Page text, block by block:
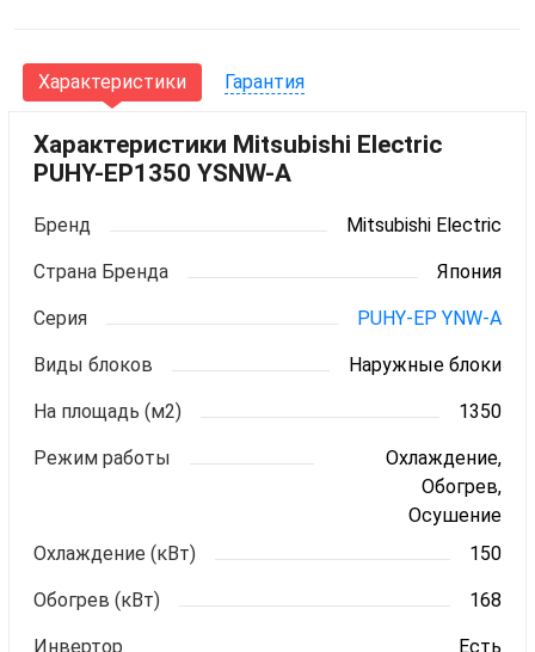
Характеристики Гарантия
Характеристики Mitsubishi Electric
PUHY-EP1350 YSNW-A
Бренд Mitsubishi Electric
Страна Бренда Япония
Серия PUHY-EP YNW-A
Виды блоков Наружные блоки
На площадь (м2) 1350
Режим работы
Охлаждение,
Обогрев,
Осушение
Охлаждение (кВт)
150
Обогрев (кВт) 168
Инвертор Есть